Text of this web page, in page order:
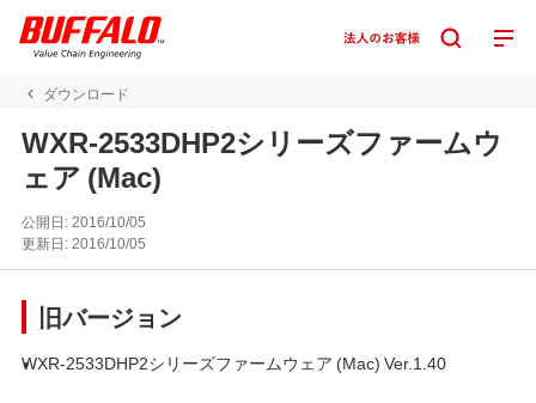
ダウンロード
WXR-2533DHP2シリーズファームウ
ェア (Mac)
公開日:2016/10/05
更新日:2016/10/05
旧バージョン
WXR-2533DHP2シリーズファームウェア (Mac) Ver.1.40